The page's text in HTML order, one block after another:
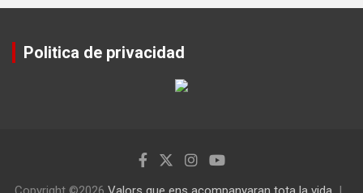
Politica de privacidad